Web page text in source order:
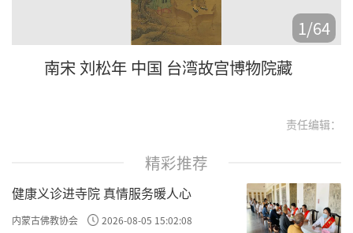
1/64
南宋 刘松年 中国 台湾故宫博物院藏
责任编辑：
精彩推荐
健康义诊进寺院 真情服务暖人心
内蒙古佛教协会 2026-08-05 15:02:08